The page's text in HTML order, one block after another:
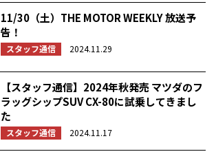
11/30（土）THE MOTOR WEEKLY 放送予
告！
スタッフ通信 2024.11.29
【スタッフ通信】2024年秋発売 マツダのフ
ラッグシップSUV CX-80に試乗してきまし
た
スタッフ通信 2024.11.17